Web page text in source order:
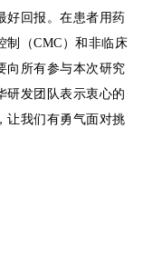
好回报。在患者用药
制（CMC ）和非临床
向所有参与本次研究
研发团队表示衷心的
让我们有勇气面对挑